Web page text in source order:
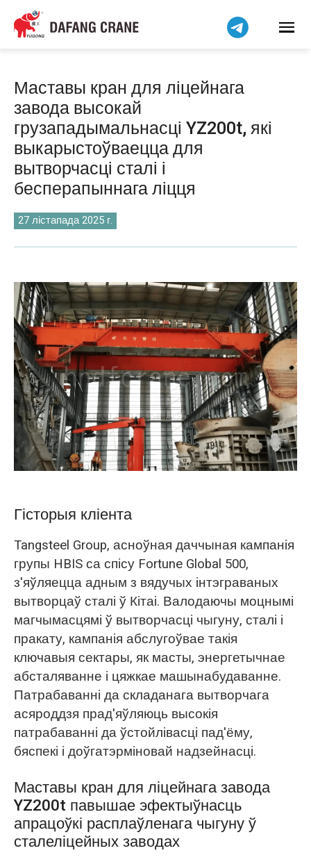
Маставы кран для ліцейнага
завода высокай
грузападымальнасці YZ200t, які
выкарыстоўваецца для
вытворчасці сталі і
бесперапыннага ліцця
27 лістапада 2025 г.
Гісторыя кліента
Tangsteel Group, асноўная даччыная кампанія
групы HBIS са спісу Fortune Global 500,
з'яўляецца адным з вядучых інтэграваных
вытворцаў сталі ў Кітаі. Валодаючы моцнымі
магчымасцямі ў вытворчасці чыгуну, сталі і
пракату, кампанія абслугоўвае такія
ключавыя сектары, як масты, энергетычнае
абсталяванне і цяжкае машынабудаванне.
Патрабаванні да складанага вытворчага
асяроддзя прад'яўляюць высокія
патрабаванні да ўстойлівасці пад'ёму,
бяспекі і доўгатэрміновай надзейнасці.
Маставы кран для ліцейнага завода
YZ200t павышае эфектыўнасць
апрацоўкі расплаўленага чыгуну ў
сталеліцейных заводах
हिन्दी
Bahasa Indonesia
简体中文
বাংলা
فارسی
Pilipino
اردو
Čeština
Kiswahili
Norsk
O‘zbekcha